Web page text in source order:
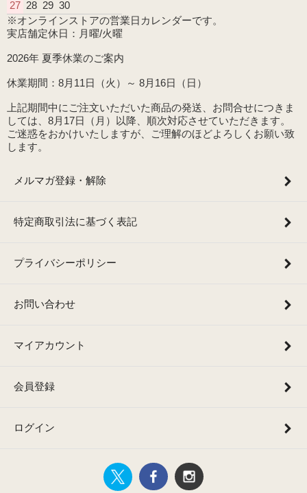
27 28 29 30
※オンラインストアの営業日カレンダーです。
実店舗定休日：月曜/火曜
2026年 夏季休業のご案内
休業期間：8月11日（火）～ 8月16日（日）
上記期間中にご注文いただいた商品の発送、お問合せにつきま
しては、8月17日（月）以降、順次対応させていただきます。
ご迷惑をおかけいたしますが、ご理解のほどよろしくお願い致
します。
メルマガ登録・解除
特定商取引法に基づく表記
プライバシーポリシー
お問い合わせ
マイアカウント
会員登録
ログイン